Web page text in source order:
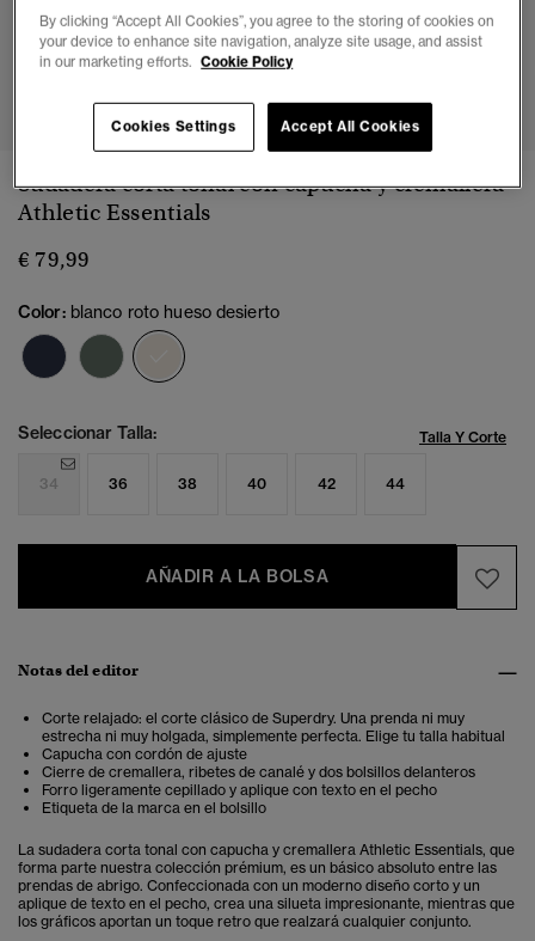
Sudadera corta tonal con capucha y cremallera
Athletic Essentials
€ 79,99
Color: blanco roto hueso desierto
Seleccionar Talla: Talla Y Corte
34 36 38 40 42 44
AÑADIR A LA BOLSA
Notas del editor
Corte relajado: el corte clásico de Superdry. Una prenda ni muy
estrecha ni muy holgada, simplemente perfecta. Elige tu talla habitual
Capucha con cordón de ajuste
Cierre de cremallera, ribetes de canalé y dos bolsillos delanteros
Forro ligeramente cepillado y aplique con texto en el pecho
Etiqueta de la marca en el bolsillo
La sudadera corta tonal con capucha y cremallera Athletic Essentials, que
forma parte nuestra colección prémium, es un básico absoluto entre las
prendas de abrigo. Confeccionada con un moderno diseño corto y un
aplique de texto en el pecho, crea una silueta impresionante, mientras que
los gráficos aportan un toque retro que realzará cualquier conjunto.
By clicking “Accept All Cookies”, you agree to the storing of cookies on
your device to enhance site navigation, analyze site usage, and assist
in our marketing efforts. Cookie Policy
Accept All Cookies
Cookies Settings